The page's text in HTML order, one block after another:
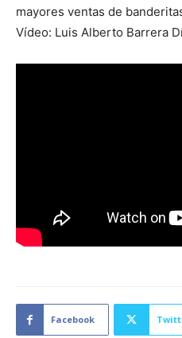
mayores ventas de
Vídeo: Luis Alberto Barrera
Facebook